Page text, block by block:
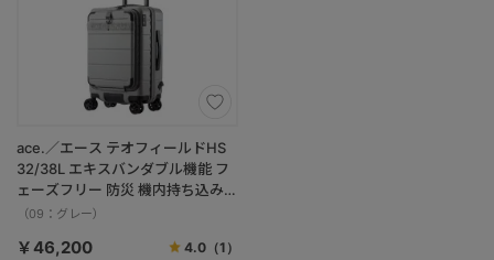
ace.／エース テオフィールドHS
32/38L エキスバンダブル機能 フ
ェーズフリー 防災 機内持ち込み
05771
（09：グレー）
￥46,200 4.0（1）